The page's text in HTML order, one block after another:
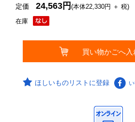
在庫
定価24,563円(本体22,330円 ＋ 税)
ほしいものリストに登録